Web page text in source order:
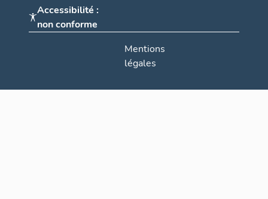
Accessibilité :
non conforme
Mentions
légales